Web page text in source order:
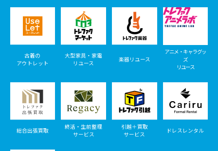
古着の
アウトレット
大型家具・家電
リユース
楽器リユース
アニメ・キャラグッ
ズ
リユース
総合出張買取
終活・生前整理
サービス
引越＋買取
サービス
ドレスレンタル